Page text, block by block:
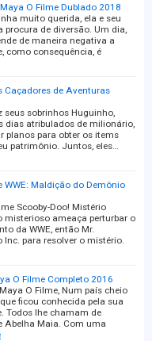
O Filme Dublado 2018
muito querida, ela e seu
de diversão. Um dia,
de maneira negativa a
como consequência, é
Caçadores de Aventuras
seus sobrinhos Huguinho,
dias atribulados de milionário,
planos para obter os items
patrimônio. Juntos, eles…
WWE: Maldição do Demônio
Scooby-Doo! Mistério
misterioso ameaça perturbar o
da WWE, então Mr.
para resolver o mistério.
O Filme Completo 2016
O Filme, Num país cheio
ficou conhecida pela sua
Todos lhe chamam de
Abelha Maia. Com uma